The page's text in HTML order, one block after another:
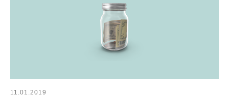
11.01.2019